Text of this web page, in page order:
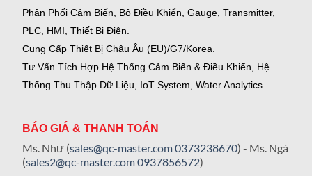
Phân Phối Cảm Biến, Bộ Điều Khiển, Gauge, Transmitter,
PLC, HMI, Thiết Bị Điện.
Cung Cấp Thiết Bị Châu Âu (EU)/G7/Korea.
Tư Vấn Tích Hợp Hệ Thống Cảm Biến & Điều Khiển, Hệ
Thống Thu Thập Dữ Liệu, IoT System, Water Analytics.
BÁO GIÁ & THANH TOÁN
Ms. Như (sales@qc-master.com0373238670) - Ms. Ngà
(sales2@qc-master.com0937856572)